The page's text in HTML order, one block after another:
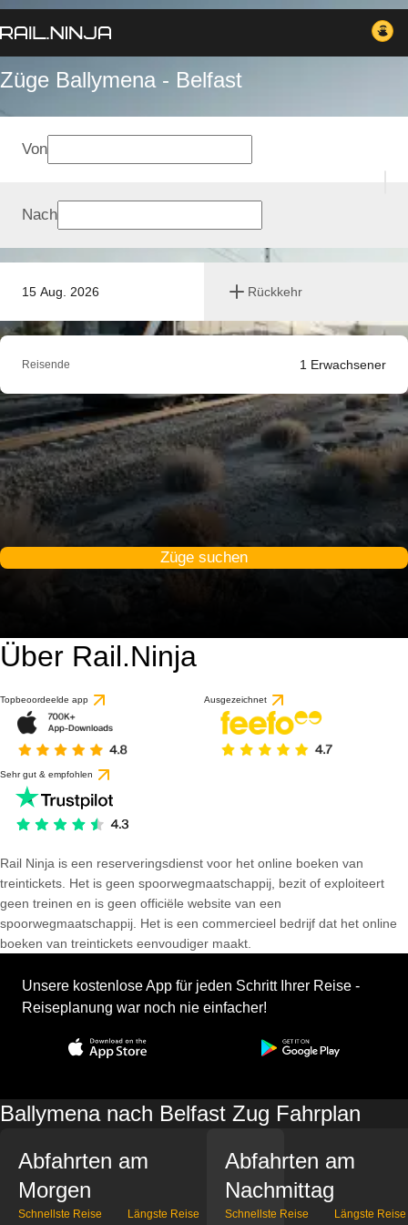
Züge Ballymena - Belfast
15 Aug. 2026 Rückkehr
Von
Nach
Reisende 1 Erwachsener
Züge suchen
Über Rail.Ninja
Topbeoordeelde app Ausgezeichnet
Sehr gut & empfohlen
Rail Ninja is een reserveringsdienst voor het online boeken van
treintickets. Het is geen spoorwegmaatschappij, bezit of exploiteert
geen treinen en is geen officiële website van een
spoorwegmaatschappij. Het is een commercieel bedrijf dat het online
boeken van treintickets eenvoudiger maakt.
Unsere kostenlose App für jeden Schritt Ihrer Reise -
Reiseplanung war noch nie einfacher!
Ballymena nach Belfast Zug Fahrplan
Abfahrten am
Morgen
Schnellste Reise Längste Reise
Abfahrten am
Nachmittag
Schnellste Reise Längste Reise